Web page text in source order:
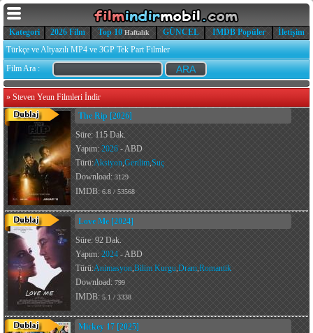
Kategori 2026 Film Top 10 Haftalık GÜNCEL IMDB Popüler
İletişim
Türkçe ve Altyazılı MP4 ve 3GP Tek Part Filmler
Film Ara :
» Steven Yeun Filmleri İndir
The Rip [2026]
Süre: 115 Dak.
Yapım: 2026 - ABD
Türü:Aksiyon,Gerilim,Suç
Download: 3129
IMDB: 6.8 / 53568
Love Me [2024]
Süre: 92 Dak.
Yapım: 2024 - ABD
Türü:Animasyon,Bilim Kurgu,Dram,Romantik
Download: 799
IMDB: 5.1 / 3338
Mickey 17 [2025]